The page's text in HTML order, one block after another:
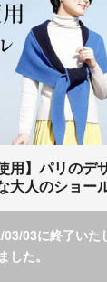
用】パリのデ
大人のショー
03に終了いた
した。